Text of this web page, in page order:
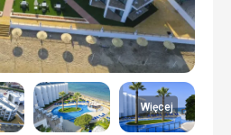
Więcej